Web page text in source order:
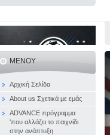
ΜΕΝΟΎ
Αρχική Σελίδα
About us Σχετικά με εμάς
ADVANCE πρόγραμμα
'που αλλάζει το παιχνίδι
στην ανάπτυξη